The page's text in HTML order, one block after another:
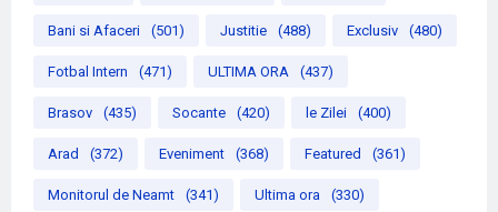
Bani si Afaceri (501) Justitie (488) Exclusiv (480)
Fotbal Intern (471) ULTIMA ORA (437)
Brasov (435) Socante (420) le Zilei (400)
Arad (372) Eveniment (368) Featured (361)
Monitorul de Neamt (341) Ultima ora (330)